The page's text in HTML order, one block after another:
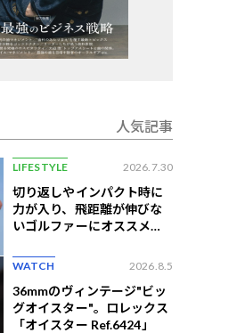
人気記事
LIFESTYLE 2026.7.30
切り返しやインパクト時に
力が入り、飛距離が伸びな
いゴルファーにオススメの
WATCH 2026.8.5
36mmのヴィンテージ"ビッ
グオイスター"。ロレックス
「オイスター Ref.6424」